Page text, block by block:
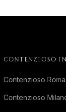
CONTENZIOSO
Contenzioso Roma
Contenzioso